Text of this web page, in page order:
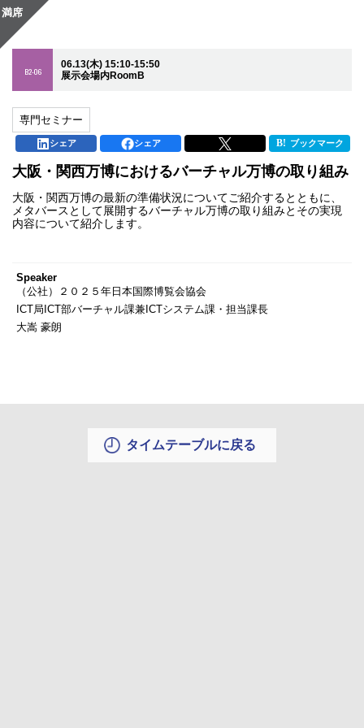
B2-06
06.13(木) 15:10-15:50
展示会場内RoomB
専門セミナー
シェア シェア ブックマーク
満席
大阪・関西万博におけるバーチャル万博の取り組み
大阪・関西万博の最新の準備状況についてご紹介するとともに、
メタバースとして展開するバーチャル万博の取り組みとその実現
内容について紹介します。
Speaker
（公社）２０２５年日本国際博覧会協会
ICT局ICT部バーチャル課兼ICTシステム課・担当課長
大嵩 豪朗
タイムテーブルに戻る